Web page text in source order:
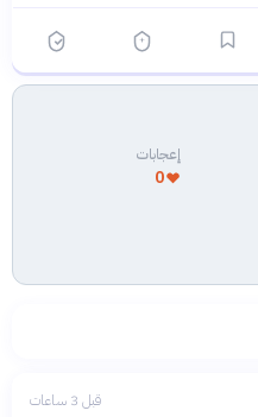
إعجابات
0
قبل 3 ساعات